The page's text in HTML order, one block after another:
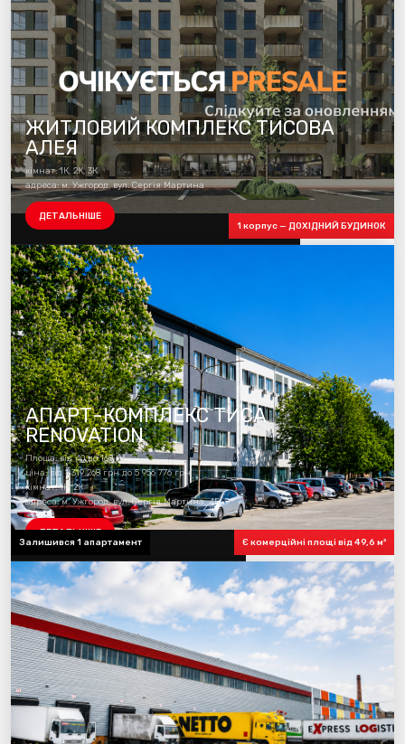
1 корпус — ДОХІДНИЙ БУДИНОК
ЖИТЛОВИЙ КОМПЛЕКС ТИСОВА
АЛЕЯ
кімнат: 1К, 2К, 3К
адреса: м. Ужгород, вул. Сергія Мартина
ДЕТАЛЬНІШЕ
Залишився 1 апартамент Є комерційні площі від 49,6 м²
готовність комплексу 100%
АПАРТ-КОМПЛЕКС ТИСА
RENOVATION
Площа: від 40 до 168 м²
ціна: від 1 319 268 грн до 5 956 776 грн
кімнат: 1К, 2К
адреса: м. Ужгород, вул. Сергія Мартина, 4Б
ДЕТАЛЬНІШЕ